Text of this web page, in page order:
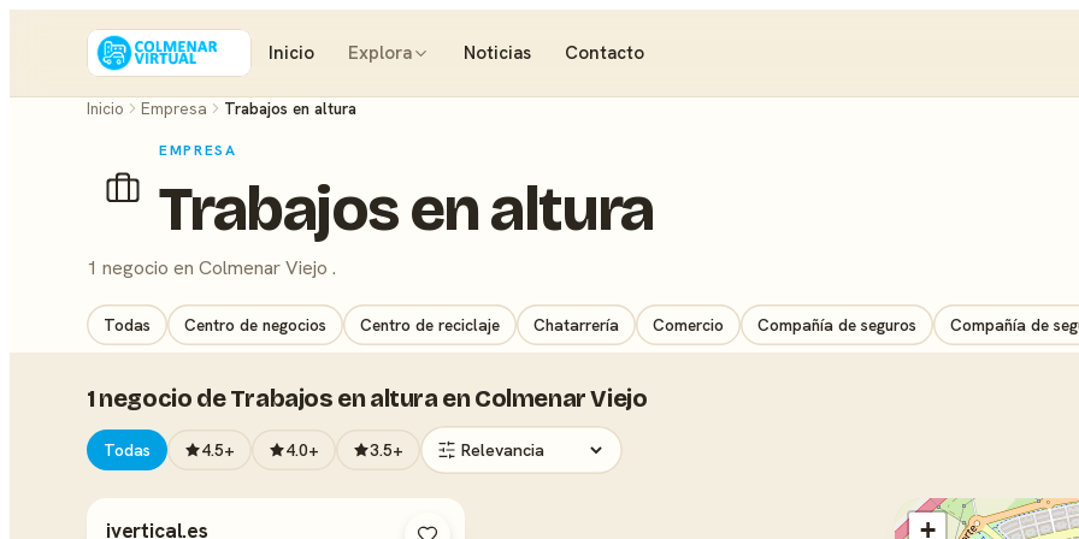
Inicio Explora Noticias Contacto
Inicio Empresa Trabajos en altura
EMPRESA
Trabajos en altura
1 negocio en Colmenar Viejo .
Todas Centro de negocios Centro de reciclaje Chatarrería Comercio Compañía de seguros Compañía de
1 negocio de Trabajos en altura en Colmenar Viejo
Todas 4.5+ 4.0+ 3.5+
ivertical.es +